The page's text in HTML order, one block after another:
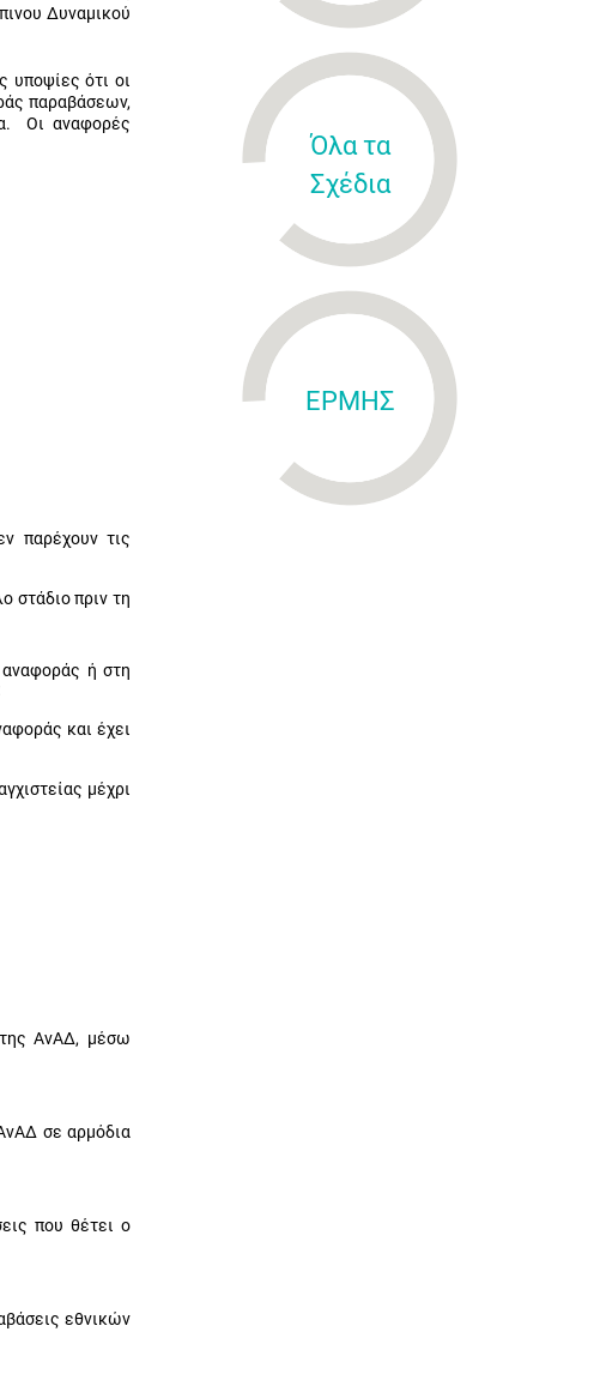
Δυναμικού
ότι οι
παραβάσεων,
Οι αναφορές
παρέχουν τις
στάδιο πριν τη
αναφοράς ή στη
και έχει
μέχρι
της ΑνΑΔ, μέσω
σε αρμόδια
που θέτει ο
εθνικών
Όλα τα
Σχέδια
ΕΡΜΗΣ